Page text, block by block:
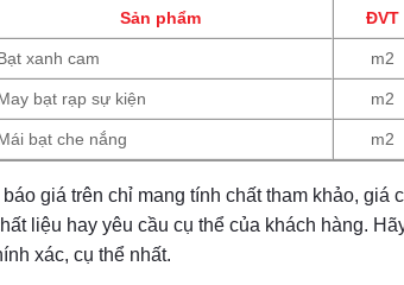
Sản phẩm ĐVT
xanh cam m2
bạt rạp sự kiện m2
bạt che nắng m2
báo giá trên chỉ mang tính chất tham khảo,
liệu hay yêu cầu cụ thể của khách hàng.
xác, cụ thể nhất.